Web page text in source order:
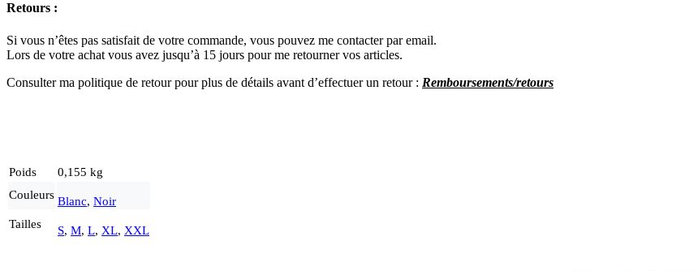
Retours :
Si vous n’êtes pas satisfait de votre commande, vous pouvez me contacter par email.
Lors de votre achat vous avez jusqu’à 15 jours pour me retourner vos articles.
Consulter ma politique de retour pour plus de détails avant d’effectuer un retour : Remboursements/retours
Poids
0,155 kg
Couleurs Blanc, Noir
Tailles
S, M, L, XL, XXL